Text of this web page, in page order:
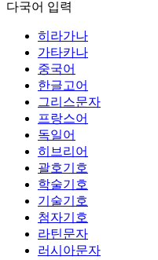
다국어 입력
히라가나
가타카나
중국어
한글고어
그리스문자
프랑스어
독일어
히브리어
괄호기호
학술기호
기술기호
첨자기호
라틴문자
러시아문자